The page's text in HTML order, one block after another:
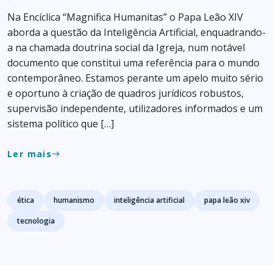
Na Encíclica “Magnifica Humanitas” o Papa Leão XIV
aborda a questão da Inteligência Artificial, enquadrando-
a na chamada doutrina social da Igreja, num notável
documento que constitui uma referência para o mundo
contemporâneo. Estamos perante um apelo muito sério
e oportuno à criação de quadros jurídicos robustos,
supervisão independente, utilizadores informados e um
sistema político que […]
Ler maiseast
Tags
ética humanismo inteligência artificial
papa leão xiv
tecnologia